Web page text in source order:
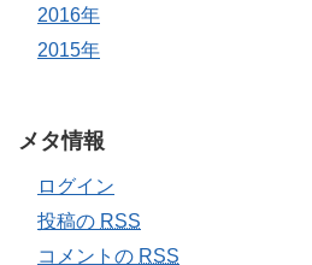
2016年
2015年
メタ情報
ログイン
投稿の RSS
コメントの RSS